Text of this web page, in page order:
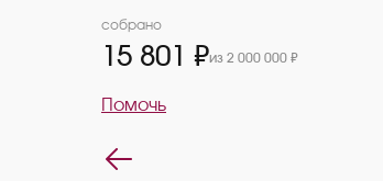
собрано
15 801 ₽из 2 000 000 ₽
Помочь